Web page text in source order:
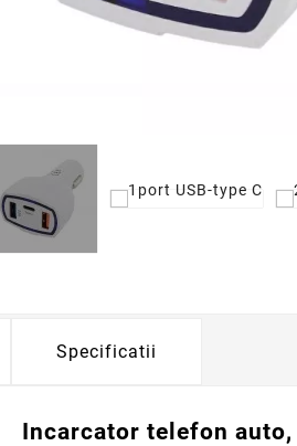
Specificatii
Incarcator telefon auto,